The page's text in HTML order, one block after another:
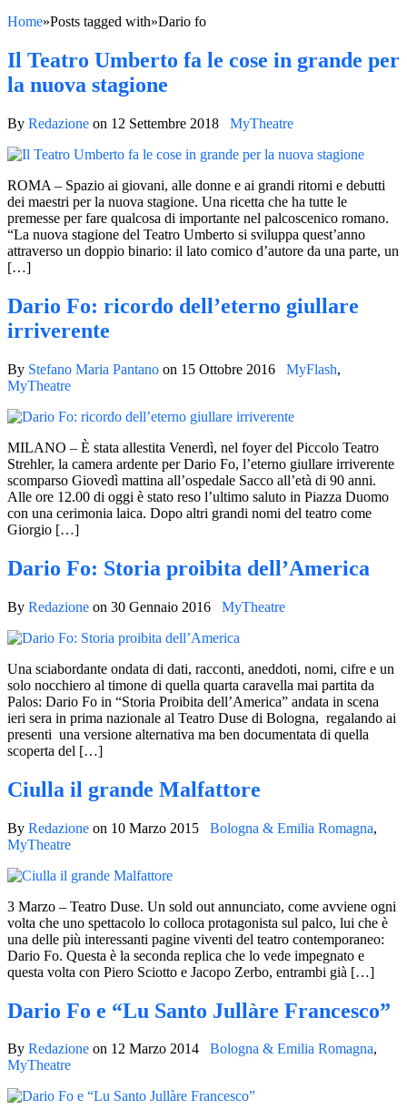
Home»Posts tagged with»Dario fo
Il Teatro Umberto fa le cose in grande per
la nuova stagione
By Redazione on 12 Settembre 2018 MyTheatre
ROMA – Spazio ai giovani, alle donne e ai grandi ritorni e debutti
dei maestri per la nuova stagione. Una ricetta che ha tutte le
premesse per fare qualcosa di importante nel palcoscenico romano.
“La nuova stagione del Teatro Umberto si sviluppa quest’anno
attraverso un doppio binario: il lato comico d’autore da una parte, un
[…]
Dario Fo: ricordo dell’eterno giullare
irriverente
By Stefano Maria Pantano on 15 Ottobre 2016 MyFlash,
MyTheatre
MILANO – È stata allestita Venerdì, nel foyer del Piccolo Teatro
Strehler, la camera ardente per Dario Fo, l’eterno giullare irriverente
scomparso Giovedì mattina all’ospedale Sacco all’età di 90 anni.
Alle ore 12.00 di oggi è stato reso l’ultimo saluto in Piazza Duomo
con una cerimonia laica. Dopo altri grandi nomi del teatro come
Giorgio […]
Dario Fo: Storia proibita dell’America
By Redazione on 30 Gennaio 2016 MyTheatre
Una sciabordante ondata di dati, racconti, aneddoti, nomi, cifre e un
solo nocchiero al timone di quella quarta caravella mai partita da
Palos: Dario Fo in “Storia Proibita dell’America” andata in scena
ieri sera in prima nazionale al Teatro Duse di Bologna, regalando ai
presenti una versione alternativa ma ben documentata di quella
scoperta del […]
Ciulla il grande Malfattore
By Redazione on 10 Marzo 2015 Bologna & Emilia Romagna,
MyTheatre
3 Marzo – Teatro Duse. Un sold out annunciato, come avviene ogni
volta che uno spettacolo lo colloca protagonista sul palco, lui che è
una delle più interessanti pagine viventi del teatro contemporaneo:
Dario Fo. Questa è la seconda replica che lo vede impegnato e
questa volta con Piero Sciotto e Jacopo Zerbo, entrambi già […]
Dario Fo e “Lu Santo Jullàre Francesco”
By Redazione on 12 Marzo 2014 Bologna & Emilia Romagna,
MyTheatre